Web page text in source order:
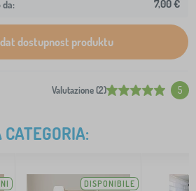
da: 7,00 €
dostupnost produktu
Valutazione (2) 5
DISPONIBILE